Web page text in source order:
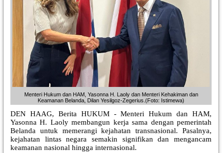
Menteri Hukum dan HAM, Yasonna H. Laoly dan Menteri Kehakiman dan
Keamanan Belanda, Dilan Yesilgoz-Zegerius.(Foto: Istimewa)
DEN HAAG, Berita HUKUM - Menteri Hukum dan HAM,
Yasonna H. Laoly membangun kerja sama dengan pemerintah
Belanda untuk memerangi kejahatan transnasional. Pasalnya,
kejahatan lintas negara semakin signifikan dan mengancam
keamanan nasional hingga internasional.